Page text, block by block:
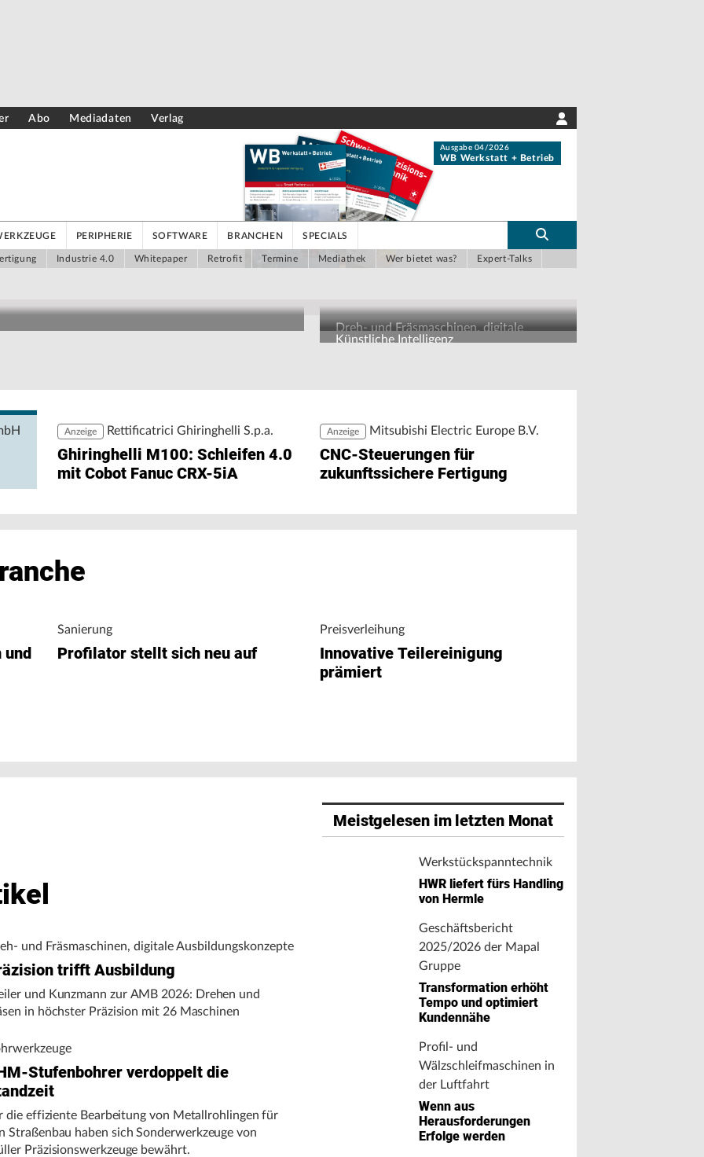
Abo Mediadaten Verlag
Ausgabe 04/2026
WB Werkstatt + Betrieb
PERIPHERIE SOFTWARE BRANCHEN SPECIALS
Industrie 4.0 Whitepaper Retrofit Termine Mediathek Wer bietet was? Expert-Talks
ermöglicht den direkten Zugriff auf
bei der Analyse von
Dreh- und Fräsmaschinen, digitale
Ausbildungskonzepte
Künstliche Intelligenz
Anzeige Rettificatrici Ghiringhelli S.p.a.
Ghiringhelli M100: Schleifen 4.0
mit Cobot Fanuc CRX-5iA
Anzeige Mitsubishi Electric Europe B.V.
CNC-Steuerungen für
zukunftssichere Fertigung
und
Sanierung
Profilator stellt sich neu auf
Preisverleihung
Innovative Teilereinigung
prämiert
und Fräsmaschinen, digitale Ausbildungskonzepte
trifft Ausbildung
und Kunzmann zur AMB 2026: Drehen und
in höchster Präzision mit 26 Maschinen
Stufenbohrer verdoppelt die
die effiziente Bearbeitung von Metallrohlingen für
Straßenbau haben sich Sonderwerkzeuge von
Präzisionswerkzeuge bewährt.
Meistgelesen im letzten Monat
Werkstückspanntechnik
HWR liefert fürs Handling
von Hermle
Geschäftsbericht
2025/2026 der Mapal
Gruppe
Transformation erhöht
Tempo und optimiert
Kundennähe
Profil- und
Wälzschleifmaschinen in
der Luftfahrt
Wenn aus
Herausforderungen
Erfolge werden